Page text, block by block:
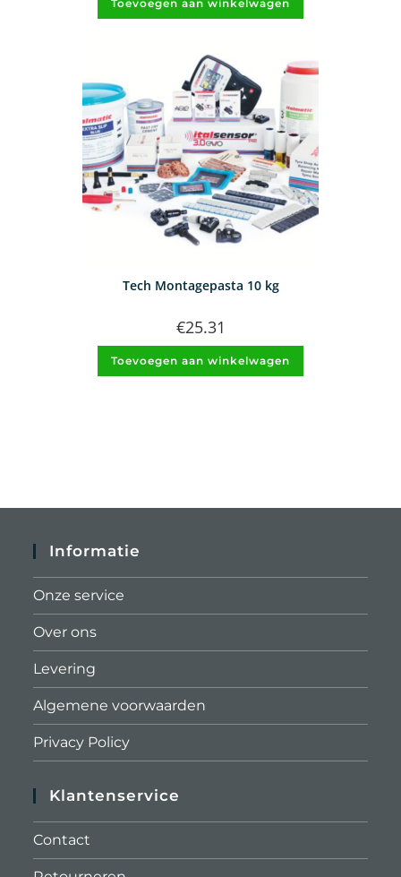
Toevoegen aan winkelwagen
Tech Montagepasta 10 kg
€25.31
Toevoegen aan winkelwagen
Informatie
Onze service
Over ons
Levering
Algemene voorwaarden
Privacy Policy
Klantenservice
Contact